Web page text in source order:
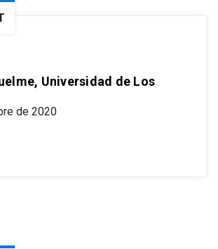
Universidad de Los
de 2020